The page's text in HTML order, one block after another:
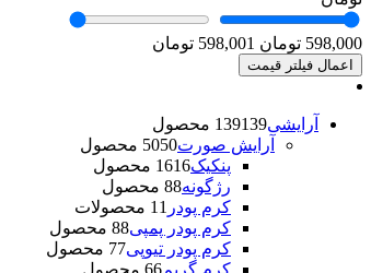
598,000 تومان 598,001 تومان
اعمال فیلتر قیمت
آرایشی 139139 محصول
آرایش صورت
5050 محصول
پنکیک
1616 محصول
رژگونه 88 محصول
کرم پودر
1 1 محصولات
کرم پودر پمپی 88 محصول
کرم پودر تیوپی 77 محصول
کرم گریم 66 محصول